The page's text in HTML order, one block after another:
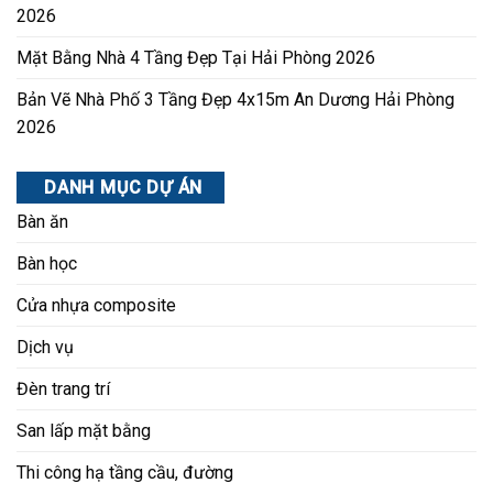
2026
Mặt Bằng Nhà 4 Tầng Đẹp Tại Hải Phòng 2026
Bản Vẽ Nhà Phố 3 Tầng Đẹp 4x15m An Dương Hải Phòng
2026
DANH MỤC DỰ ÁN
Bàn ăn
Bàn học
Cửa nhựa composite
Dịch vụ
Đèn trang trí
San lấp mặt bằng
Thi công hạ tầng cầu, đường